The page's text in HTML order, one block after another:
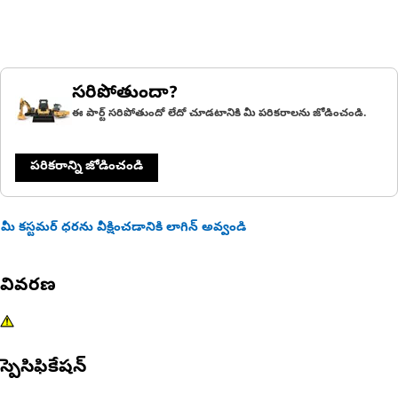
సరిపోతుందా?
ఈ పార్ట్ సరిపోతుందో లేదో చూడటానికి మీ పరికరాలను జోడించండి.
పరికరాన్ని జోడించండి
మీ కస్టమర్ ధరను వీక్షించడానికి లాగిన్ అవ్వండి
వివరణ
స్పెసిఫికేషన్